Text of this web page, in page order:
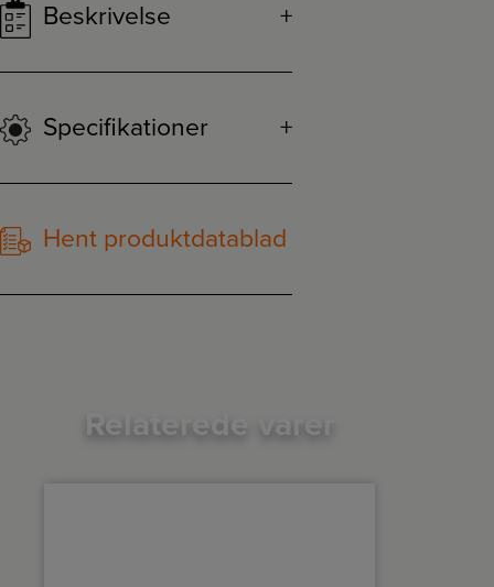
Beskrivelse
Specifikationer
Hent produktdatablad
Relaterede varer